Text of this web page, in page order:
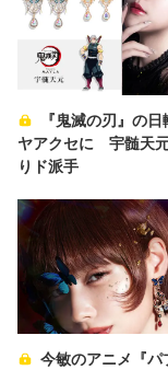
『鬼滅の刃』の
ヤアクセに 宇髄天
りド派手
今敏のアニメ『パ